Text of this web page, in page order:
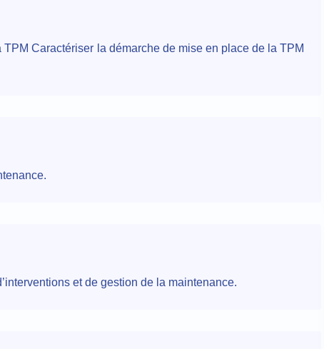
Caractériser la démarche de mise en place de la TPM
et de gestion de la maintenance.